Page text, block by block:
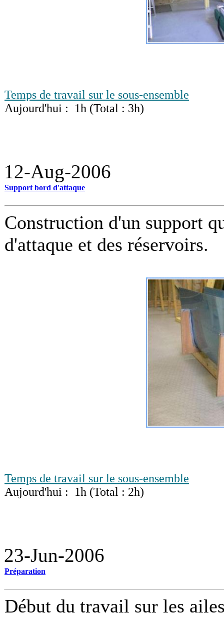
Temps de travail sur le sous-ensemble
Aujourd'hui : 1h (Total : 3h)
12-Aug-2006
Support bord d'attaque
Construction d'un support
d'attaque et des réservoirs.
Temps de travail sur le sous-ensemble
Aujourd'hui : 1h (Total : 2h)
23-Jun-2006
Préparation
Début du travail sur les